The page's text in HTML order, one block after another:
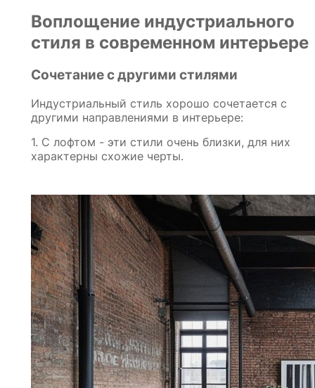
Воплощение индустриального
стиля в современном интерьере
Сочетание с другими стилями
Индустриальный стиль хорошо сочетается с
другими направлениями в интерьере:
1. С лофтом - эти стили очень близки, для них
характерны схожие черты.